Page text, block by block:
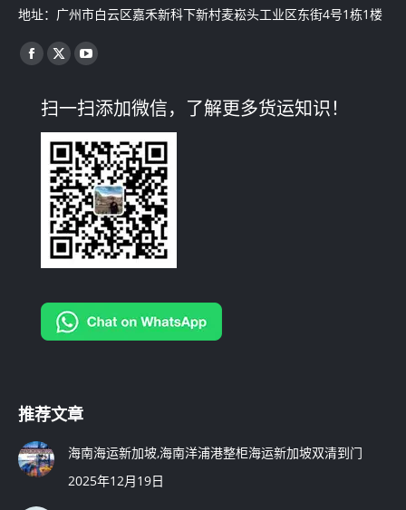
地址：广州市白云区嘉禾新科下新村麦崧头工业区东街4号1栋1楼
找到我们：
Facebook
opens
in
new
window
X
opens
in
new
window
YouTube
opens
in
new
window
扫一扫添加微信，了解更多货运知识！
推荐文章
海南海运新加坡,海南洋浦港整柜海运新加坡双清到门
2025年12月19日